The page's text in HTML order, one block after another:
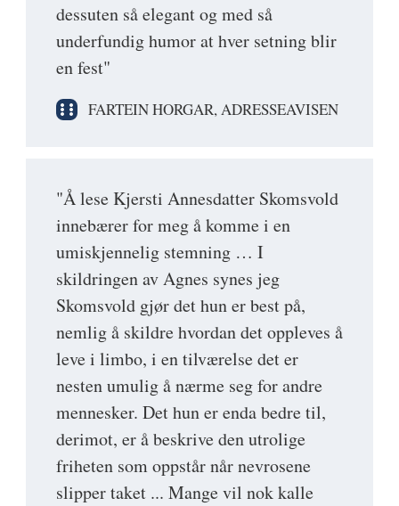
dessuten så elegant og med så
underfundig humor at hver setning blir
en fest"
FARTEIN HORGAR, ADRESSEAVISEN
"Å lese Kjersti Annesdatter Skomsvold
innebærer for meg å komme i en
umiskjennelig stemning … I
skildringen av Agnes synes jeg
Skomsvold gjør det hun er best på,
nemlig å skildre hvordan det oppleves å
leve i limbo, i en tilværelse det er
nesten umulig å nærme seg for andre
mennesker. Det hun er enda bedre til,
derimot, er å beskrive den utrolige
friheten som oppstår når nevrosene
slipper taket ... Mange vil nok kalle